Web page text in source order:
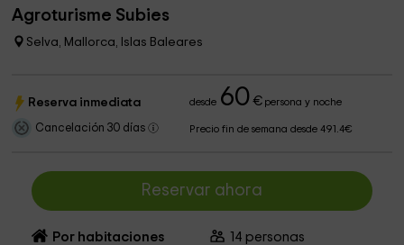
Agroturisme Subies
Selva, Mallorca, Islas Baleares
Reserva inmediata desde 60 €persona y noche
Cancelación 30 días Precio fin de semana desde 491.4€
Reservar ahora
Por habitaciones 14 personas